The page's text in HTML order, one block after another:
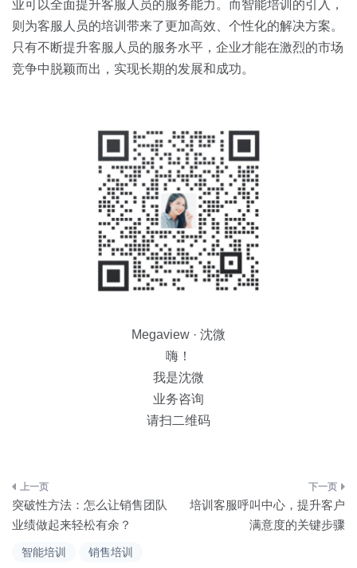
智能培训 销售培训
业可以全面提升客服人员的服务能力。而智能培训的引入，
则为客服人员的培训带来了更加高效、个性化的解决方案。
只有不断提升客服人员的服务水平，企业才能在激烈的市场
竞争中脱颖而出，实现长期的发展和成功。
Megaview · 沈微
嗨！
我是沈微
业务咨询
请扫二维码
文
章
导
突破性方法：怎么让销售团队
业绩做起来轻松有余？
培训客服呼叫中心，提升客户
满意度的关键步骤